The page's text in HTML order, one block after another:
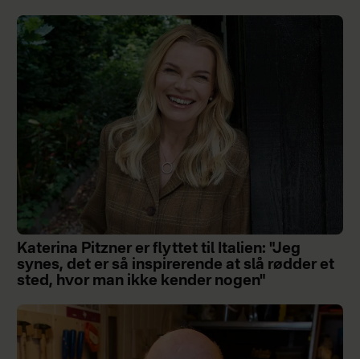
Katerina Pitzner er flyttet til Italien: "Jeg
synes, det er så inspirerende at slå rødder et
sted, hvor man ikke kender nogen"